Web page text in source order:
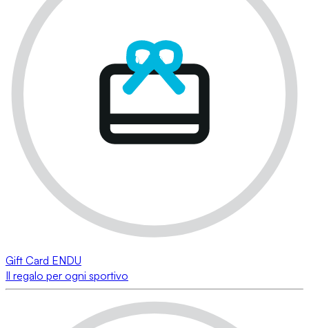
Gift Card ENDU
Il regalo per ogni sportivo